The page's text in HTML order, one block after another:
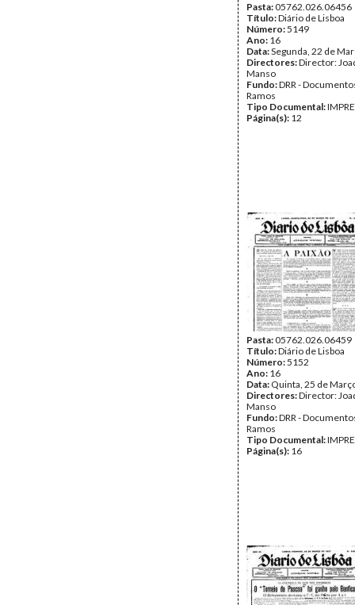
Pasta:05762.026.06456
Título:Diário de Lisboa
Número:5149
Ano: 16
Data:Segunda, 22 de
Directores:Director:
Manso
Fundo:DRR -
Ramos
Tipo Documental:
Página(s): 12
Pasta:05762.026.06459
Título:Diário de Lisboa
Número:5152
Ano: 16
Data: Quinta, 25 de
Directores:Director:
Manso
Fundo:DRR -
Ramos
Tipo Documental:
Página(s): 16